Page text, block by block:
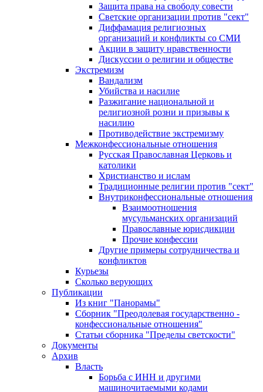
Защита права на свободу совести
Светские организации против "сект"
Диффамация религиозных
организаций и конфликты со СМИ
Акции в защиту нравственности
Дискуссии о религии и обществе
Экстремизм
Вандализм
Убийства и насилие
Разжигание национальной и
религиозной розни и призывы к
насилию
Противодействие экстремизму
Межконфессиональные отношения
Русская Православная Церковь и
католики
Христианство и ислам
Традиционные религии против "сект"
Внутриконфессиональные отношения
Взаимоотношения
мусульманских организаций
Православные юрисдикции
Прочие конфессии
Другие примеры сотрудничества и
конфликтов
Курьезы
Сколько верующих
Публикации
Из книг "Панорамы"
Сборник "Преодолевая государственно -
конфессиональные отношения"
Статьи сборника "Пределы светскости"
Документы
Архив
Власть
Борьба с ИНН и другими
машиночитаемыми кодами